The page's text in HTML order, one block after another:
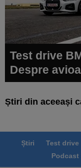
Test drive
Despre
Știri din aceeași
Știri Test drive
Podcast